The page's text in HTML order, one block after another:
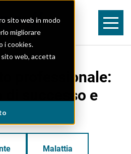
sito web in modo
migliorare
i cookies.
web, accetta
professionale:
di successo e
Malattia